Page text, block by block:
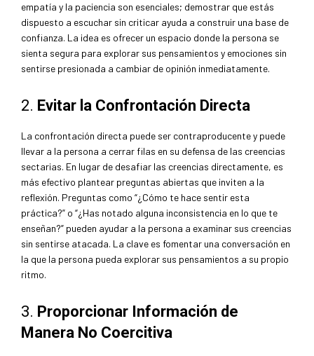
empatía y la paciencia son esenciales; demostrar que estás
dispuesto a escuchar sin criticar ayuda a construir una base de
confianza. La idea es ofrecer un espacio donde la persona se
sienta segura para explorar sus pensamientos y emociones sin
sentirse presionada a cambiar de opinión inmediatamente.
2. Evitar la Confrontación Directa
La confrontación directa puede ser contraproducente y puede
llevar a la persona a cerrar filas en su defensa de las creencias
sectarias. En lugar de desafiar las creencias directamente, es
más efectivo plantear preguntas abiertas que inviten a la
reflexión. Preguntas como “¿Cómo te hace sentir esta
práctica?” o “¿Has notado alguna inconsistencia en lo que te
enseñan?” pueden ayudar a la persona a examinar sus creencias
sin sentirse atacada. La clave es fomentar una conversación en
la que la persona pueda explorar sus pensamientos a su propio
ritmo.
3. Proporcionar Información de
Manera No Coercitiva